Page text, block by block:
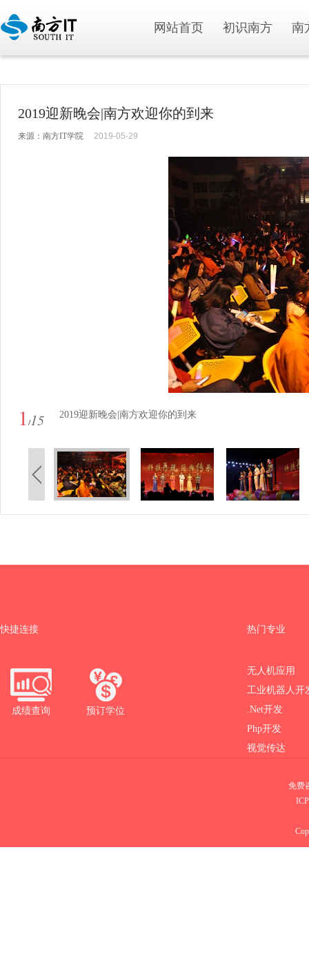
网站首页 初识南方 南
2019迎新晚会|南方欢迎你的到来
来源：南方IT学院 2019-05-29
1/15 2019迎新晚会|南方欢迎你的到来
快捷连接
成绩查询 预订学位
热门专业
无人机应用
工业机器人开
.Net开发
Php开发
视觉传达
免费